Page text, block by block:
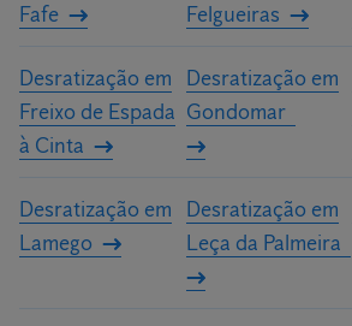
Fafe
Felgueiras
Desratização em
Freixo de Espada
à Cinta
Desratização em
Gondomar
Desratização em
Lamego
Desratização em
Leça da Palmeira